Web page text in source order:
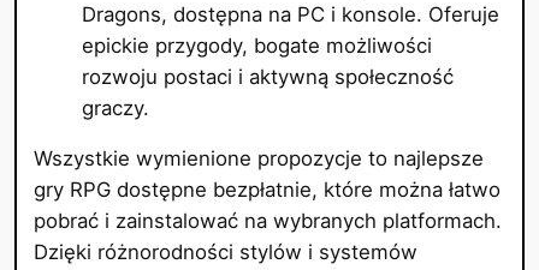
Dragons, dostępna na PC i konsole. Oferuje
epickie przygody, bogate możliwości
rozwoju postaci i aktywną społeczność
graczy.
Wszystkie wymienione propozycje to najlepsze
gry RPG dostępne bezpłatnie, które można łatwo
pobrać i zainstalować na wybranych platformach.
Dzięki różnorodności stylów i systemów